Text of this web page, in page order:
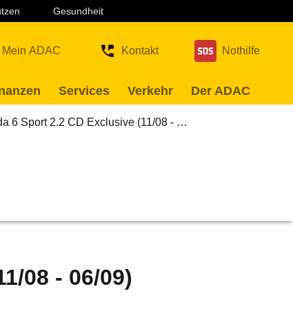
Gesundheit
Mein ADAC Kontakt Nothilfe
Services Verkehr Der ADAC
6 Sport 2.2 CD Exclusive (11/08 - …
08 - 06/09)